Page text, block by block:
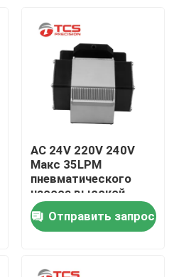
AC 24V 220V 240V
Макс 35LPM
пневматического
насоса высокой
подачи
электромагнитный
для машины
Отправить запрос